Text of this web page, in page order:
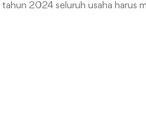
2024 seluruh usaha harus